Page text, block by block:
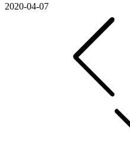
2020-04-07